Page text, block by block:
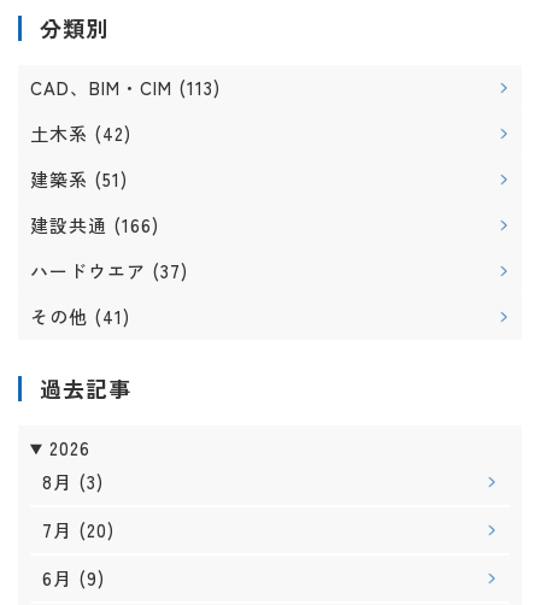
分類別
CAD、BIM・CIM (113)
土木系 (42)
建築系 (51)
建設共通 (166)
ハードウエア (37)
その他 (41)
過去記事
2026
8月 (3)
7月 (20)
6月 (9)